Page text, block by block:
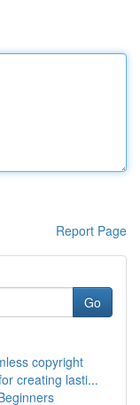
Report Page
Go
copyright
creating lasti...